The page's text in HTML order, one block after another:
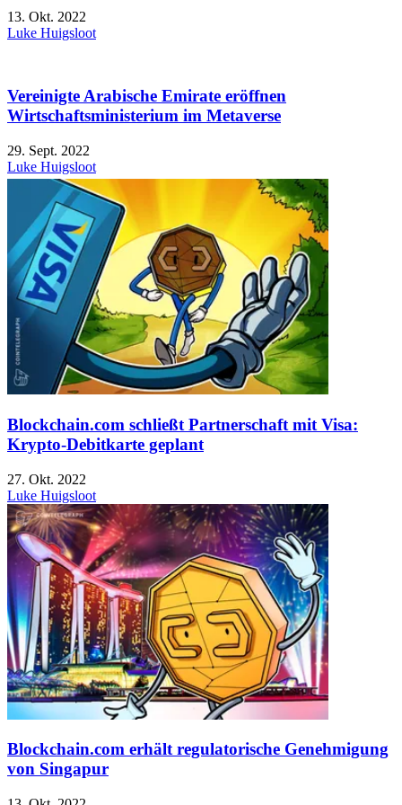
13. Okt. 2022
Luke Huigsloot
Vereinigte Arabische Emirate eröffnen
Wirtschaftsministerium im Metaverse
29. Sept. 2022
Luke Huigsloot
Blockchain.com schließt Partnerschaft mit Visa:
Krypto-Debitkarte geplant
27. Okt. 2022
Luke Huigsloot
Blockchain.com erhält regulatorische Genehmigung
von Singapur